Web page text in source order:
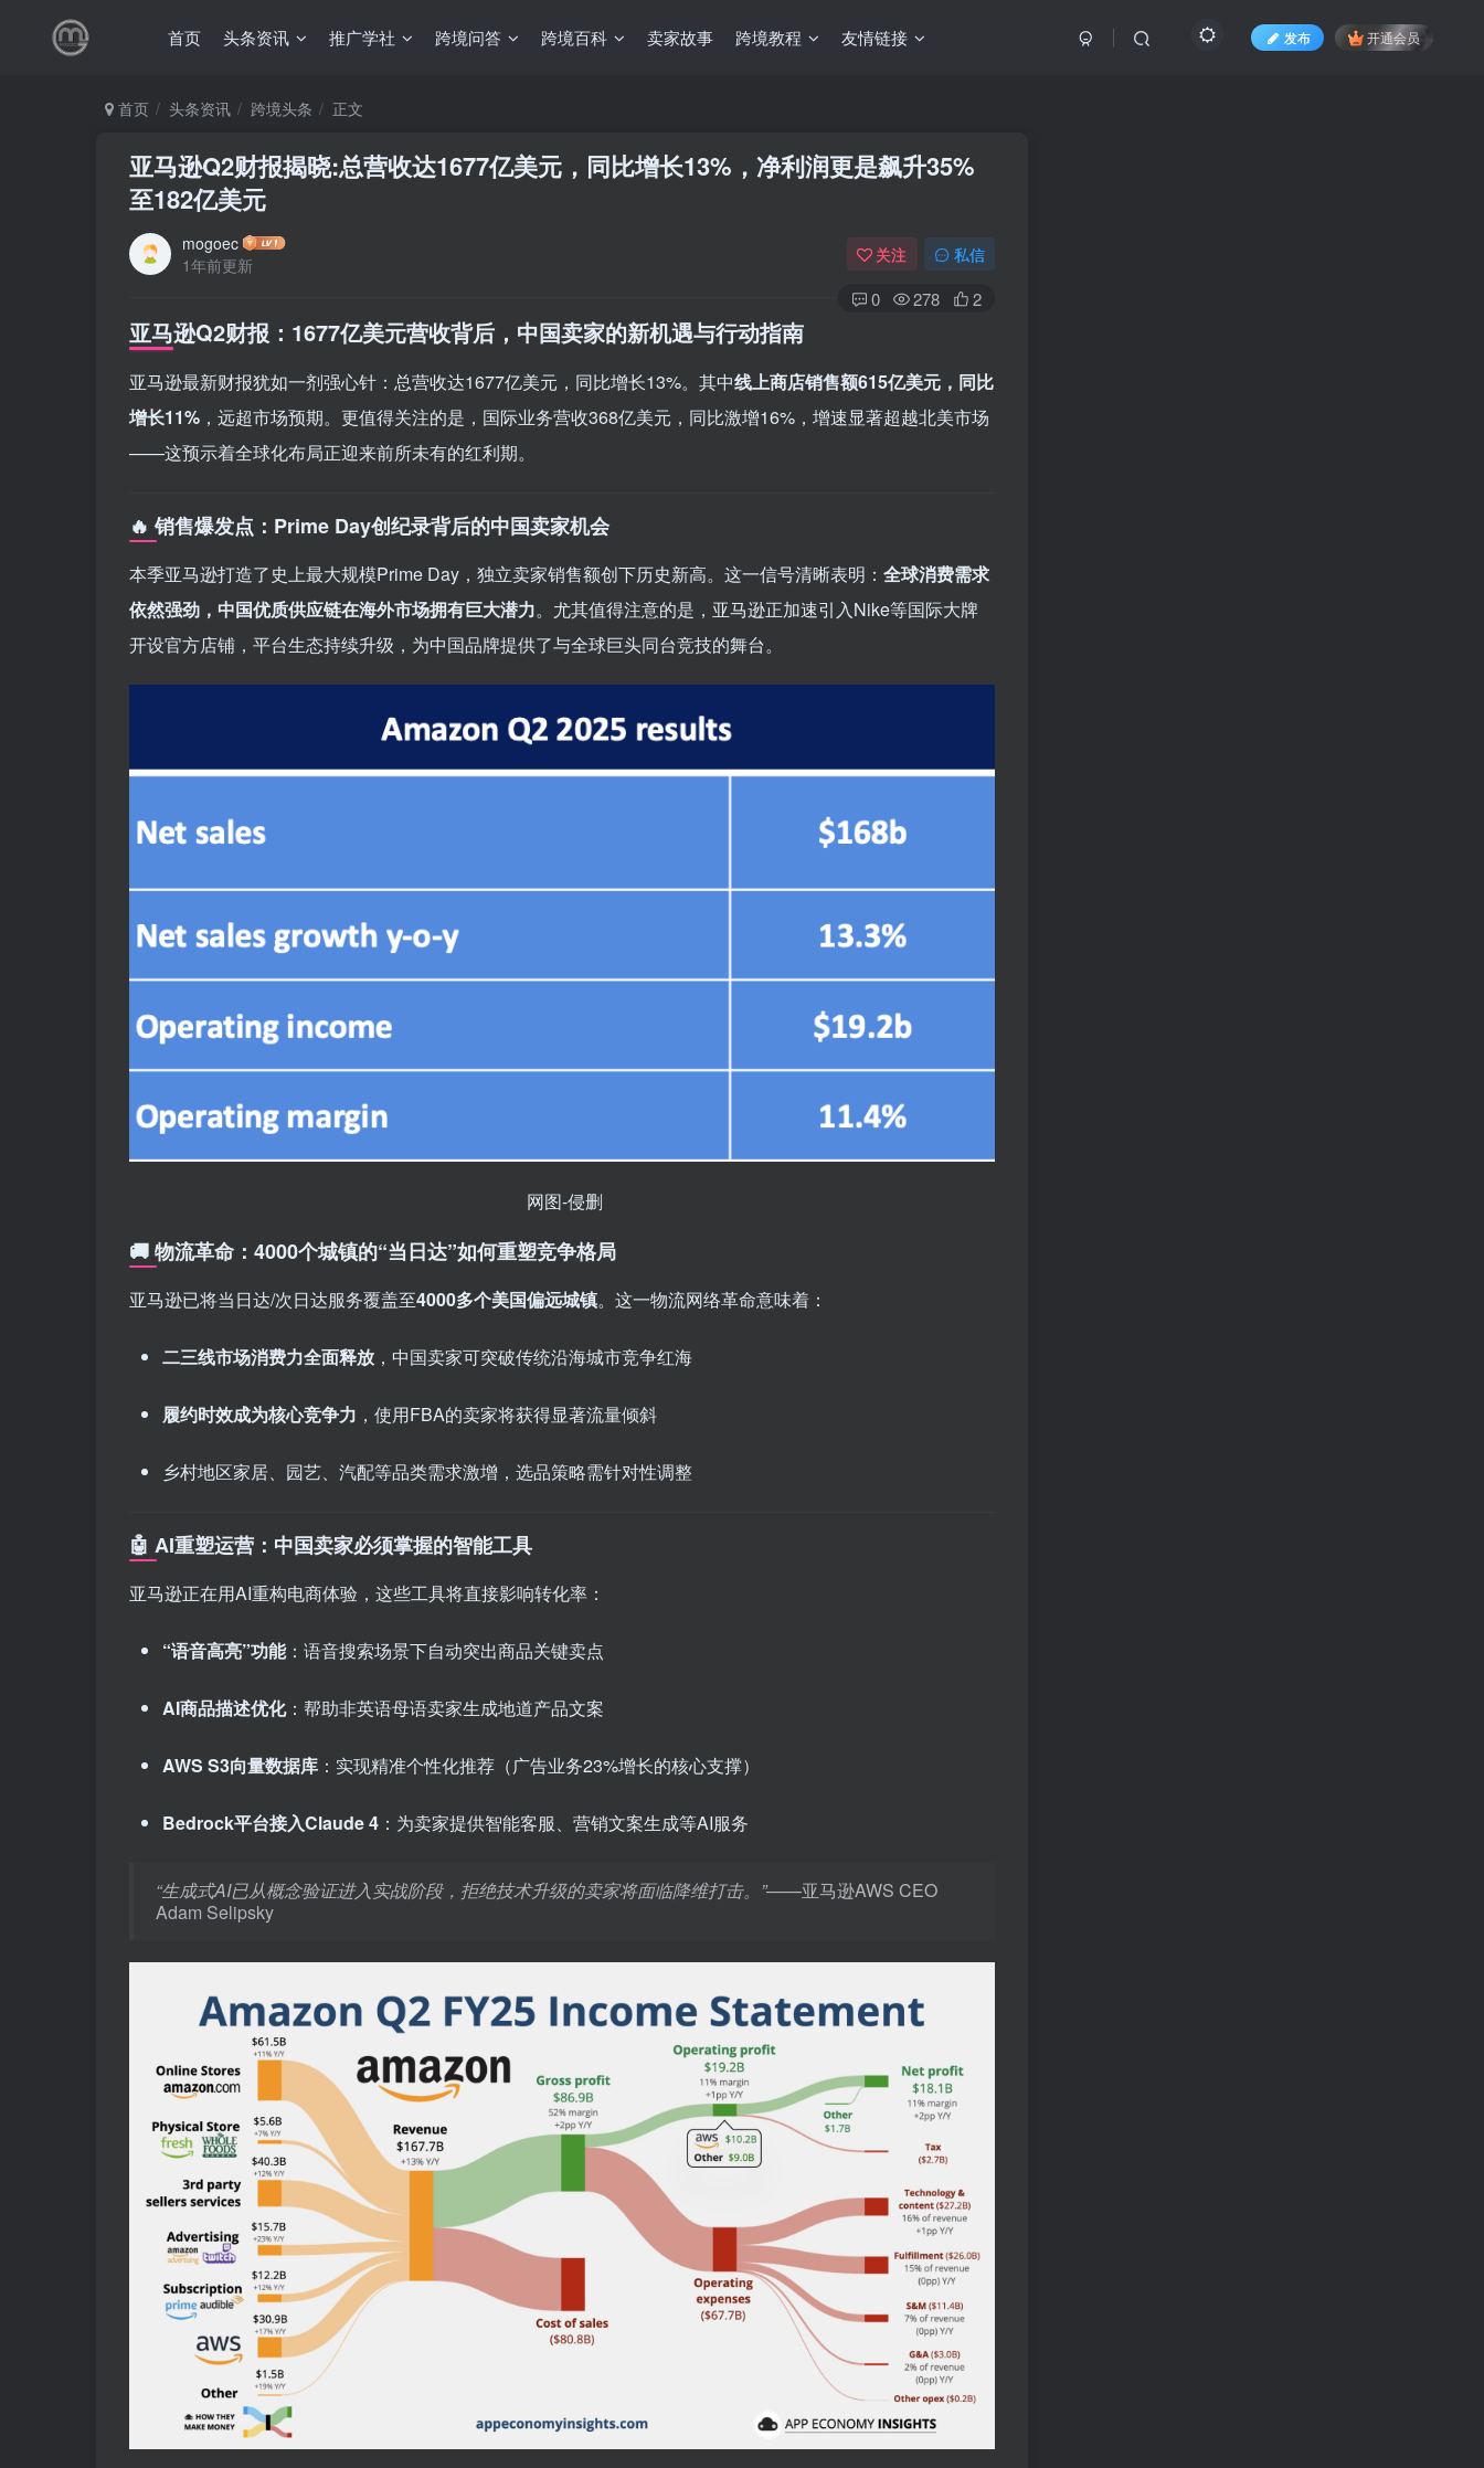
首页 头条资讯 推广学社 跨境问答 跨境百科 卖家故事 跨境教程 友情链接 发布 开通会员
首页 头条资讯 跨境头条 正文
亚马逊Q2财报揭晓:总营收达1677亿美元，同比增长13%，净利润更是飙升35%
至182亿美元
mogoec
1年前更新
关注 私信
0 278 2
亚马逊Q2财报：1677亿美元营收背后，中国卖家的新机遇与行动指南
亚马逊最新财报犹如一剂强心针：总营收达1677亿美元，同比增长13%。其中线上商店销售额615亿美元，同比
增长11% ，远超市场预期。更值得关注的是，国际业务营收368亿美元，同比激增16%，增速显著超越北美市场
——这预示着全球化布局正迎来前所未有的红利期。
🔥 销售爆发点：Prime Day创纪录背后的中国卖家机会
本季亚马逊打造了史上最大规模Prime Day，独立卖家销售额创下历史新高。这一信号清晰表明： 全球消费需求
依然强劲，中国优质供应链在海外市场拥有巨大潜力。尤其值得注意的是，亚马逊正加速引入Nike等国际大牌
开设官方店铺，平台生态持续升级，为中国品牌提供了与全球巨头同台竞技的舞台。
网图-侵删
🚚 物流革命：4000个城镇的“当日达”如何重塑竞争格局
亚马逊已将当日达/次日达服务覆盖至4000多个美国偏远城镇。这一物流网络革命意味着：
二三线市场消费力全面释放 ，中国卖家可突破传统沿海城市竞争红海
履约时效成为核心竞争力 ，使用FBA的卖家将获得显著流量倾斜
乡村地区家居、园艺、汽配等品类需求激增，选品策略需针对性调整
🤖 AI重塑运营：中国卖家必须掌握的智能工具
亚马逊正在用AI重构电商体验，这些工具将直接影响转化率：
“语音高亮”功能：语音搜索场景下自动突出商品关键卖点
AI商品描述优化：帮助非英语母语卖家生成地道产品文案
AWS S3向量数据库 ：实现精准个性化推荐（广告业务23%增长的核心支撑）
Bedrock平台接入Claude 4 ：为卖家提供智能客服、营销文案生成等AI服务
“生成式AI已从概念验证进入实战阶段，拒绝技术升级的卖家将面临降维打击。”——亚马逊AWS CEO
Adam Selipsky